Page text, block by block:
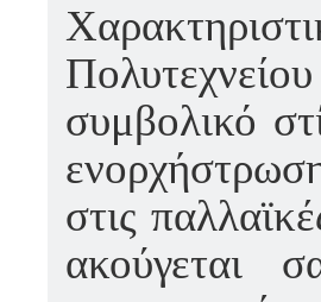
Πολυτεχνείου
συμβολικό
στις
ακούγεται